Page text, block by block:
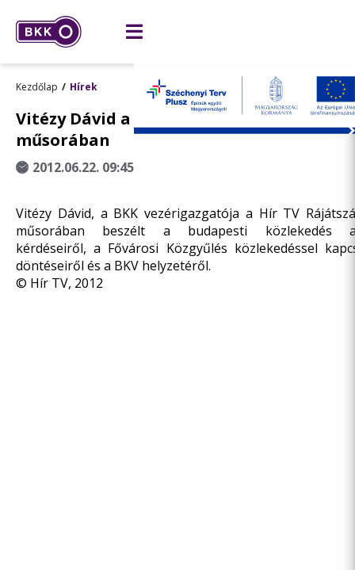
Kezdőlap Hírek
Vitézy Dávid a Hír TV Rájátszás című
műsorában
2012.06.22. 09:45
Vitézy Dávid, a BKK vezérigazgatója a Hír TV
műsorában beszélt a budapesti közlekedés
kérdéseiről, a Fővárosi Közgyűlés közlekedéssel
döntéseiről és a BKV helyzetéről.
© Hír TV, 2012